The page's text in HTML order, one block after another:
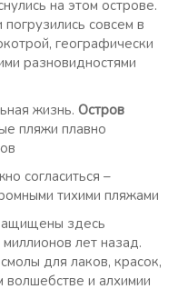
на этом острове.
совсем в
географически
разновидностями
жизнь. Остров
пляжи плавно
согласиться –
тихими пляжами
здесь
лет назад.
для лаков, красок,
и алхимии